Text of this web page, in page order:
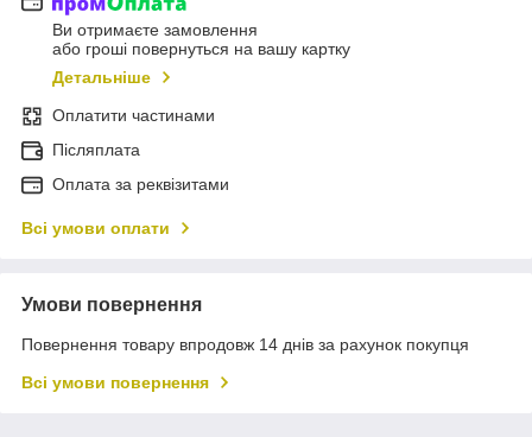
Ви отримаєте замовлення
або гроші повернуться на вашу картку
Детальніше
Оплатити частинами
Післяплата
Оплата за реквізитами
Всі умови оплати
Умови повернення
Повернення товару впродовж 14 днів за рахунок покупця
Всі умови повернення